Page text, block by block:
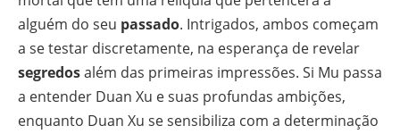
alguém do seu passado. Intrigados, ambos começam
a se testar discretamente, na esperança de revelar
segredosalém das primeiras impressões. Si Mu passa
a entender Duan Xu e suas profundas ambições,
enquanto Duan Xu se sensibiliza com a determinação